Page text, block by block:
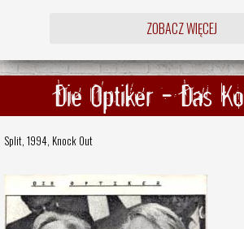
ZOBACZ WIĘCEJ
Die Optiker - Das
Split, 1994, Knock Out